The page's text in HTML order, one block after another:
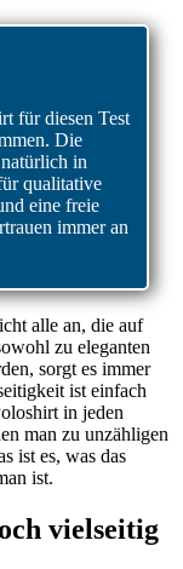
für diesen Test
Die
in
qualitative
eine freie
immer an
alle an, die auf
zu eleganten
sorgt es immer
ist einfach
in jeden
man zu unzähligen
ist es, was das
ist.
vielseitig